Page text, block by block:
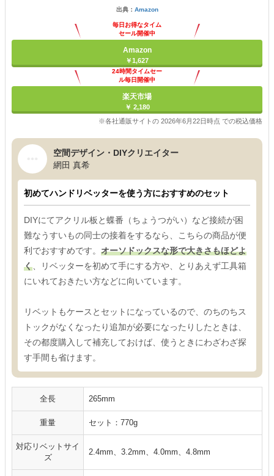
出典： Amazon
毎日お得なタイム
セール開催中
Amazon
￥1,627
24時間タイムセー
ル毎日開催中
楽天市場
￥ 2,180
※各社通販サイトの 2026年6月22日時点 での税込価格
空間デザイン・DIYクリエイター
網田 真希
初めてハンドリベッターを使う方におすすめのセット
DIYにてアクリル板と蝶番（ちょうつがい）など接続が困
難なうすいもの同士の接着をするなら、こちらの商品が便
利でおすすめです。 オーソドックスな形で大きさもほどよ
く、リベッターを初めて手にする方や、とりあえず工具箱
にいれておきたい方などに向いています。
リベットもケースとセットになっているので、のちのちス
トックがなくなったり追加が必要になったりしたときは、
その都度購入して補充しておけば、使うときにわざわざ探
す手間も省けます。
全長 265mm
重量 セット：770g
対応リベットサイ
ズ
2.4mm、3.2mm、4.0mm、4.8mm